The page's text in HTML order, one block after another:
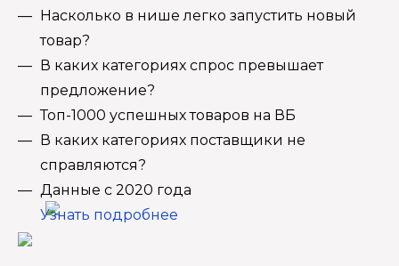
Насколько в нише легко запустить новый
товар?
В каких категориях спрос превышает
предложение?
Топ-1000 успешных товаров на ВБ
В каких категориях поставщики не
справляются?
Данные с 2020 года
Узнать подробнее